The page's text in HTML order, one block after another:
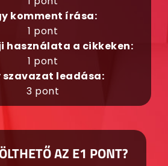
komment írása:
1 pont
használata a cikkeken:
1 pont
szavazat leadása:
3 pont
AZ E1 PONT?